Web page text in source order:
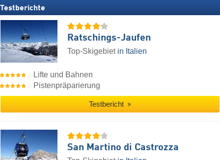
Testberichte
Ratschings-Jaufen
Top-Skigebiet in Italien
Lifte und Bahnen
Pistenpräparierung
Testbericht
San Martino di Castrozza